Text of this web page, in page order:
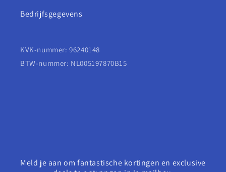
Bedrijfsgegevens
KVK-nummer: 96240148
BTW-nummer: NL005197870B15
Meld je aan om fantastische kortingen en exclusive